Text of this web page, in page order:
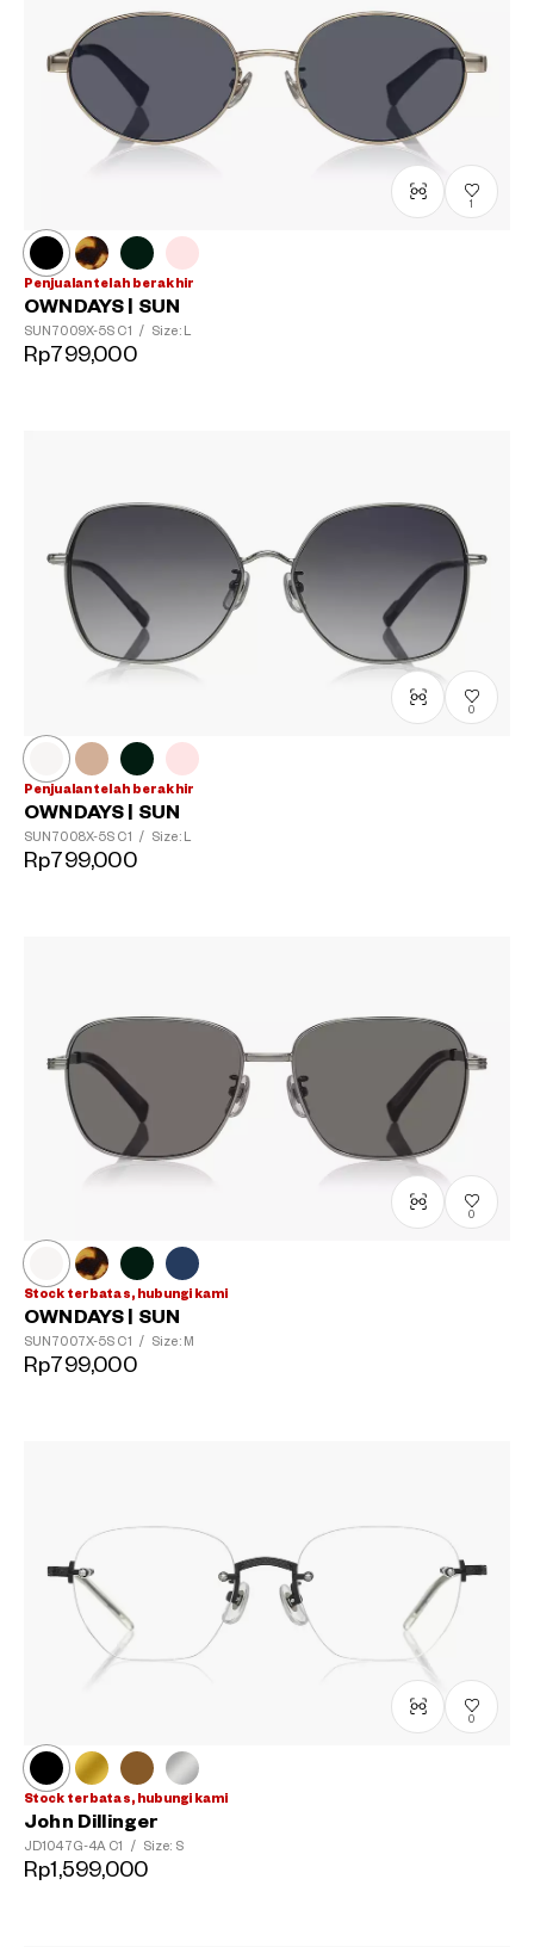
1
Penjualan telah berakhir
OWNDAYS | SUN
SUN7009X-5S C1 / Size: L
Rp799,000
0
Penjualan telah berakhir
OWNDAYS | SUN
SUN7008X-5S C1 / Size: L
Rp799,000
0
Stock terbatas, hubungi kami
OWNDAYS | SUN
SUN7007X-5S C1 / Size: M
Rp799,000
0
Stock terbatas, hubungi kami
John Dillinger
JD1047G-4A C1 / Size: S
Rp1,599,000